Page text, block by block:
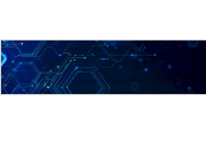
gestión